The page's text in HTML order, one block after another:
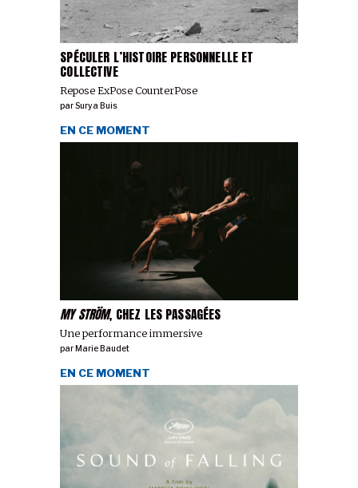
SPÉCULER L’HISTOIRE PERSONNELLE ET
COLLECTIVE
Repose ExPose CounterPose
parSurya Buis
MY STRÖM, CHEZ LES PASSAGÉES
Une performance immersive
EN CE MOMENT
parMarie Baudet
EN CE MOMENT